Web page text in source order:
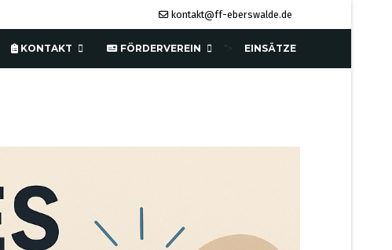
kontakt@ff-eberswalde.de
KONTAKT FÖRDERVEREIN "> EINSÄTZE